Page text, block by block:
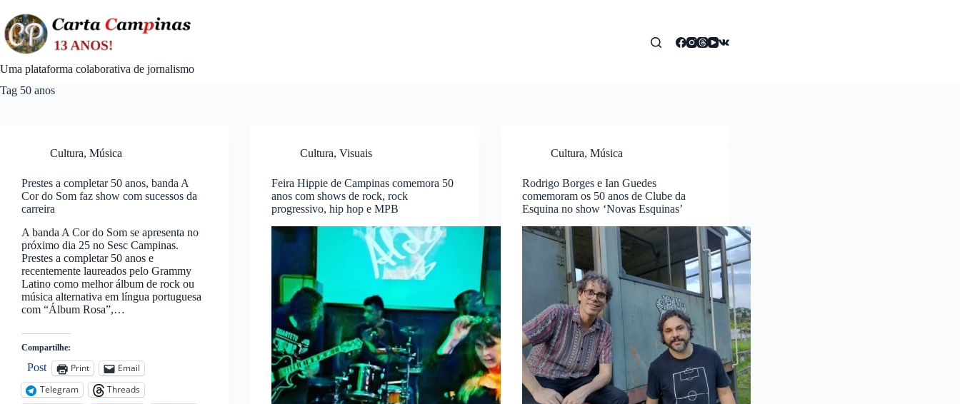
content
Uma plataforma colaborativa de jornalismo
Tag 50 anos
Cultura, Música
Prestes a completar 50 anos, banda A
Cor do Som faz show com sucessos da
carreira
A banda A Cor do Som se apresenta no
próximo dia 25 no Sesc Campinas.
Prestes a completar 50 anos e
recentemente laureados pelo Grammy
Latino como melhor álbum de rock ou
música alternativa em língua portuguesa
com “Álbum Rosa”,…
Compartilhe:
Post Print
Email
Telegram
Threads
Cultura,Visuais
Feira Hippie de Campinas comemora 50
anos com shows de rock, rock
progressivo, hip hop e MPB
Cultura, Música
Rodrigo Borges e Ian Guedes
comemoram os 50 anos de Clube da
Esquina no show ‘Novas Esquinas’